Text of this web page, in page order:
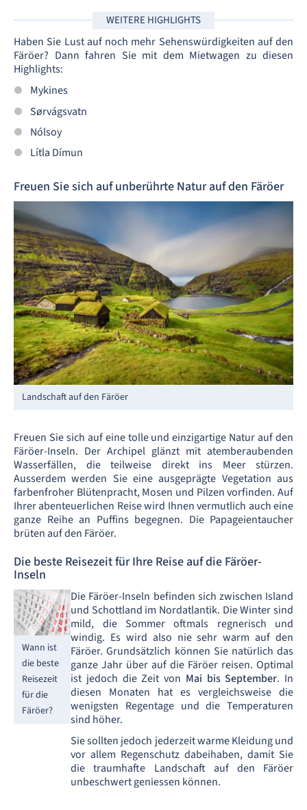
WEITERE HIGHLIGHTS
Haben Sie Lust auf noch mehr Sehenswürdigkeiten auf den
Färöer? Dann fahren Sie mit dem Mietwagen zu diesen
Highlights:
Mykines
Sørvágsvatn
Nólsoy
Lítla Dímun
Freuen Sie sich auf unberührte Natur auf den Färöer
Landschaft auf den Färöer
Freuen Sie sich auf eine tolle und einzigartige Natur auf den
Färöer-Inseln. Der Archipel glänzt mit atemberaubenden
Wasserfällen, die teilweise direkt ins Meer stürzen.
Ausserdem werden Sie eine ausgeprägte Vegetation aus
farbenfroher Blütenpracht, Mosen und Pilzen vorfinden. Auf
Ihrer abenteuerlichen Reise wird Ihnen vermutlich auch eine
ganze Reihe an Puffins begegnen. Die Papageientaucher
brüten auf den Färöer.
Die beste Reisezeit für Ihre Reise auf die Färöer-
Inseln
Wann ist
die beste
Reisezeit
für die
Färöer?
Die Färöer-Inseln befinden sich zwischen Island
und Schottland im Nordatlantik. Die Winter sind
mild, die Sommer oftmals regnerisch und
windig. Es wird also nie sehr warm auf den
Färöer. Grundsätzlich können Sie natürlich das
ganze Jahr über auf die Färöer reisen. Optimal
ist jedoch die Zeit von Mai bis September. In
diesen Monaten hat es vergleichsweise die
wenigsten Regentage und die Temperaturen
sind höher.
Sie sollten jedoch jederzeit warme Kleidung und
vor allem Regenschutz dabeihaben, damit Sie
die traumhafte Landschaft auf den Färöer
unbeschwert geniessen können.